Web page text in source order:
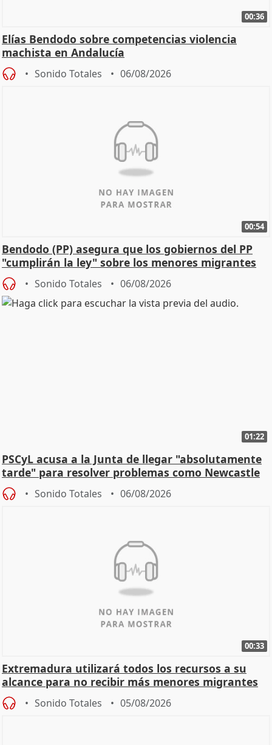
00:36
Elías Bendodo sobre competencias violencia
machista en Andalucía
Sonido Totales 06/08/2026
00:54
Bendodo (PP) asegura que los gobiernos del PP
"cumplirán la ley" sobre los menores migrantes
Sonido Totales 06/08/2026
01:22
PSCyL acusa a la Junta de llegar "absolutamente
tarde" para resolver problemas como Newcastle
Sonido Totales 06/08/2026
00:33
Extremadura utilizará todos los recursos a su
alcance para no recibir más menores migrantes
Sonido Totales 05/08/2026